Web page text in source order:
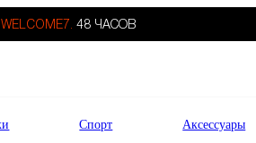
WELCOME7. 48 ЧАСОВ
Спорт Аксессуары